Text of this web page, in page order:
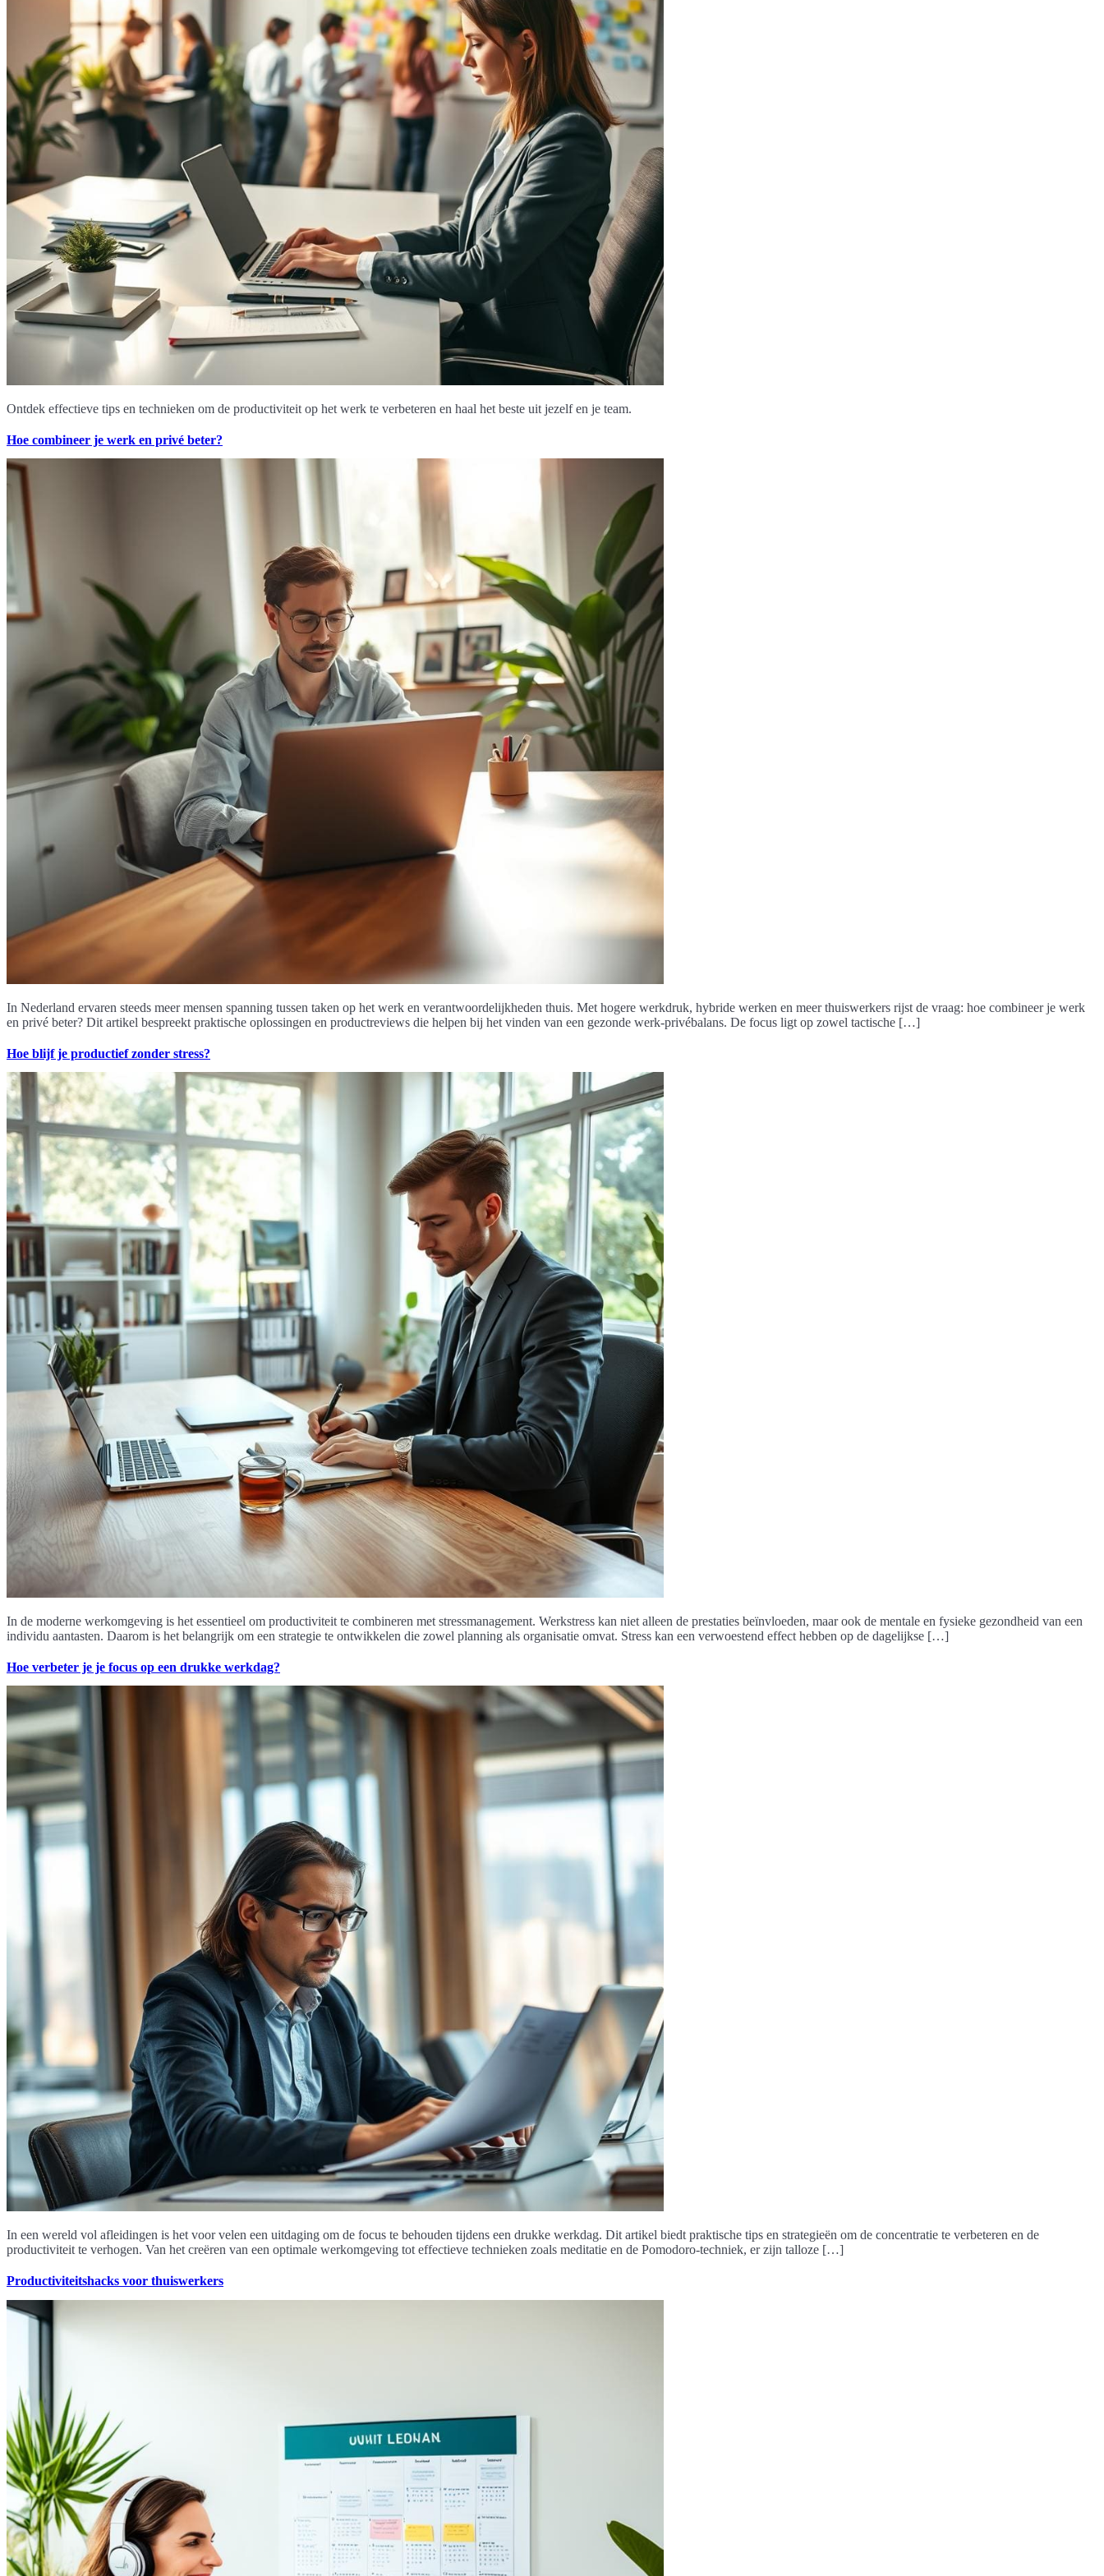
Ontdek effectieve tips en technieken om de productiviteit op het werk te verbeteren en haal het beste uit jezelf en je team.
Hoe combineer je werk en privé beter?
In Nederland ervaren steeds meer mensen spanning tussen taken op het werk en verantwoordelijkheden thuis. Met hogere werkdruk, hybride werken en meer thuiswerkers rijst de vraag: hoe combineer je werk
en privé beter? Dit artikel bespreekt praktische oplossingen en productreviews die helpen bij het vinden van een gezonde werk-privébalans. De focus ligt op zowel tactische […]
Hoe blijf je productief zonder stress?
In de moderne werkomgeving is het essentieel om productiviteit te combineren met stressmanagement. Werkstress kan niet alleen de prestaties beïnvloeden, maar ook de mentale en fysieke gezondheid van een
individu aantasten. Daarom is het belangrijk om een strategie te ontwikkelen die zowel planning als organisatie omvat. Stress kan een verwoestend effect hebben op de dagelijkse […]
Hoe verbeter je je focus op een drukke werkdag?
In een wereld vol afleidingen is het voor velen een uitdaging om de focus te behouden tijdens een drukke werkdag. Dit artikel biedt praktische tips en strategieën om de concentratie te verbeteren en de
productiviteit te verhogen. Van het creëren van een optimale werkomgeving tot effectieve technieken zoals meditatie en de Pomodoro-techniek, er zijn talloze […]
Productiviteitshacks voor thuiswerkers